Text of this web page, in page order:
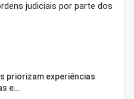
judiciais por parte dos
priorizam experiências
e…